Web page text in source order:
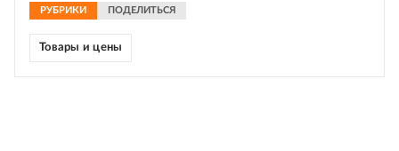
РУБРИКИ ПОДЕЛИТЬСЯ
Товары и цены